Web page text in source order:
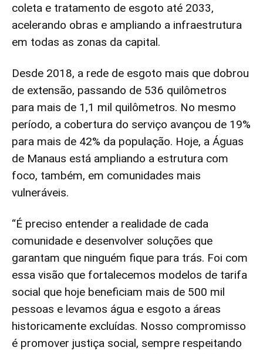
coleta e tratamento de esgoto até 2033,
acelerando obras e ampliando a infraestrutura
em todas as zonas da capital.
Desde 2018, a rede de esgoto mais que dobrou
de extensão, passando de 536 quilômetros
para mais de 1,1 mil quilômetros. No mesmo
período, a cobertura do serviço avançou de 19%
para mais de 42% da população. Hoje, a Águas
de Manaus está ampliando a estrutura com
foco, também, em comunidades mais
vulneráveis.
“É preciso entender a realidade de cada
comunidade e desenvolver soluções que
garantam que ninguém fique para trás. Foi com
essa visão que fortalecemos modelos de tarifa
social que hoje beneficiam mais de 500 mil
pessoas e levamos água e esgoto a áreas
historicamente excluídas. Nosso compromisso
é promover justiça social, sempre respeitando